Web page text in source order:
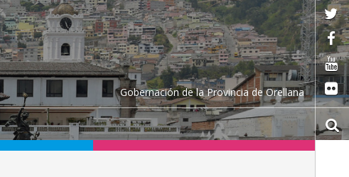
Gobernación de la Provincia de Orellana